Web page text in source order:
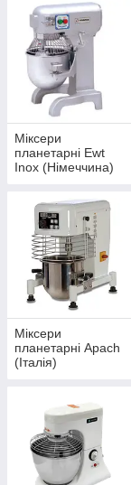
Міксери
планетарні Ewt
Inox (Німеччина)
Міксери
планетарні Apach
(Італія)